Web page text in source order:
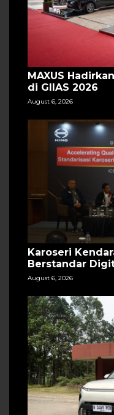
MAXUS
di GIIAS 2026
August 6, 2026
Karoseri
Berstandar
August 6, 2026